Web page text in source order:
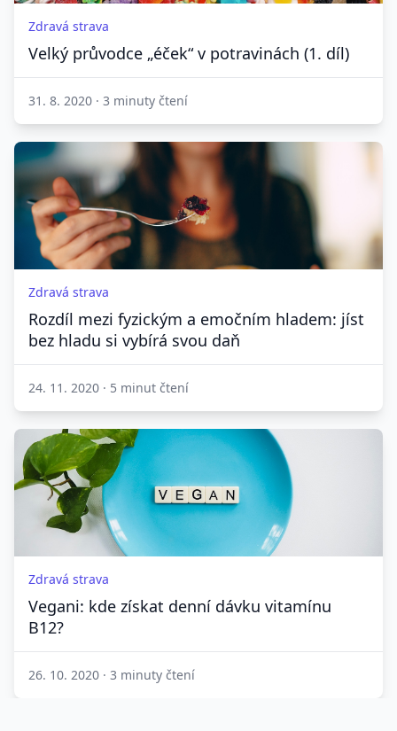
Zdravá strava
Velký průvodce „éček“ v potravinách (1. díl)
31. 8. 2020 · 3 minuty čtení
Zdravá strava
Rozdíl mezi fyzickým a emočním hladem: jíst
bez hladu si vybírá svou daň
24. 11. 2020 · 5 minut čtení
Zdravá strava
Vegani: kde získat denní dávku vitamínu
B12?
26. 10. 2020 · 3 minuty čtení